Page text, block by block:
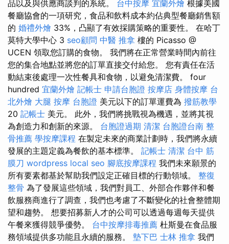
品以及與供應商談判的系統。 台中按摩 宜蘭外燴 根據美國
餐廳協會的一項研究，食品和飲料成本約佔典型餐廳銷售額
的 婚禮外燴 33%，凸顯了有效採購策略的重要性。 在哈丁
莫特大學中心 3 seo顧問 中醫 推拿 樓的 Picasso @
UCEN 領取您訂購的食物。 我們將在正常營業時間內前往
您的集合地點並將您的訂單直接交付給您。 您有責任在活
動結束後處理一次性餐具和食物，以避免清潔費。 four
hundred 宜蘭外燴 記帳士 申請台胞證 按摩店 身體按摩 台
北外燴 大腿 按摩 台胞證 美元以下的訂單運費為 撥筋教學
20 記帳士 美元。 此外，我們將挑戰視為機遇，並將其視
為創造力和創新的來源。 台胞證過期 清潔 台胞證台南 整
骨推薦 學按摩課程 在製定未來的商業計劃時，我們將永續
發展的主題定義為餐飲的基本標準。 記帳士 清潔 台中 筋
膜刀 wordpress local seo 腳底按摩課程 我們未來願景的
所有要素都基於幫助我們設定正確目標的行動領域。 整復
整骨 為了發展這些領域，我們對員工、外部合作夥伴和餐
飲服務商進行了調查，我們也考慮了不斷變化的社會整體期
望和趨勢。 想要招募新人才的公司可以透過每週每天提供
午餐來獲得競爭優勢。 台中按摩排毒推薦 杜斯曼在食品服
務領域提供多功能且永續的服務。 墊下巴 士林 推拿 我們